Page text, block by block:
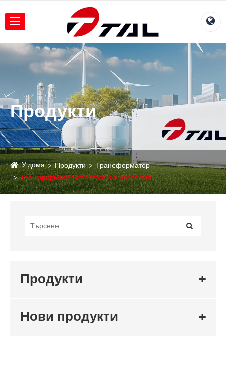
Продукти
У дома Продукти
Трансформатор
Трансформатор от потопен в масло тип
Продукти
Нови продукти